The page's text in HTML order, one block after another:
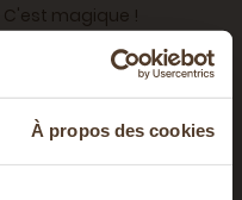
À propos des cookies
magique !
Ain
Automne, Hiver